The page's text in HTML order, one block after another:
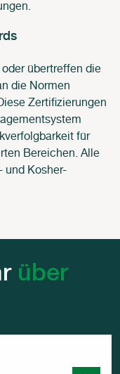
übertreffen die
die Normen
Zertifizierungen
für
Bereichen. Alle
und Kosher-
über